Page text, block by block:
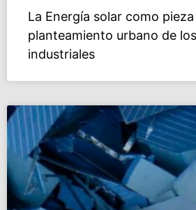
La Energía solar como
planteamiento urbano de
industriales